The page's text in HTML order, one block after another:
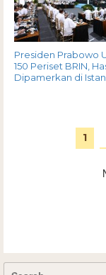
Presiden Prabowo
150 Periset BRIN,
Dipamerkan di
1